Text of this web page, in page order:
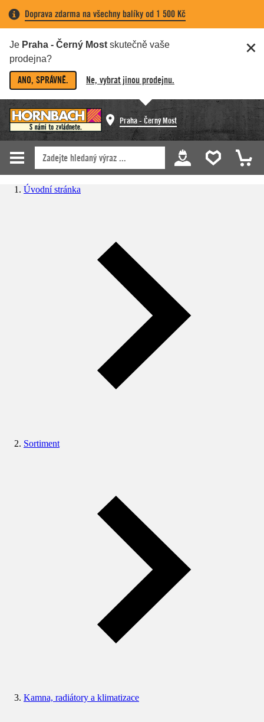
Doprava zdarma na všechny balíky od 1 500 Kč
Je Praha - Černý Most skutečně vaše
prodejna?
ANO, SPRÁVNĚ. Ne, vybrat jinou prodejnu.
Praha - Černý Most
Úvodní stránka
Sortiment
Kamna, radiátory a klimatizace